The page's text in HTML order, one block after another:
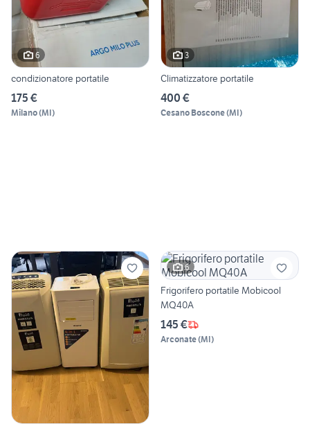
6
condizionatore portatile
175 €
Milano(MI)
3
Climatizzatore portatile
400 €
Cesano Boscone(MI)
6
Frigorifero portatile Mobicool
MQ40A
145 €
Arconate(MI)